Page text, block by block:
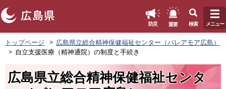
ペ
ー
防災 重要 検索 メニュー
トップページ
広島県立総合精神保健福祉センター（パレアモア広島）
自立支援医療（精神通院）の制度と手続き
広島県立総合精神保健福祉センタ